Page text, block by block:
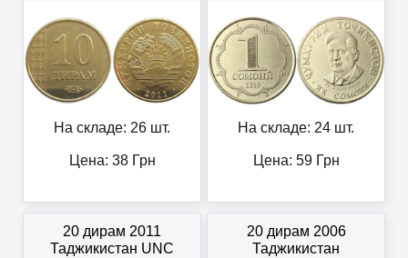
На складе: 26 шт.
Цена: 38Грн
На складе: 24 шт.
Цена: 59Грн
20 дирам 2011
Таджикистан UNC
20 дирам 2006
Таджикистан